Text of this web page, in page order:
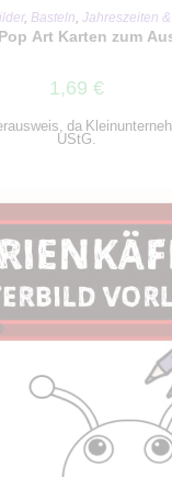
IN DEN WARENKORB
, Basteln, Jahreszeiten
Art Karten zum
1,69 €
da
UStG.